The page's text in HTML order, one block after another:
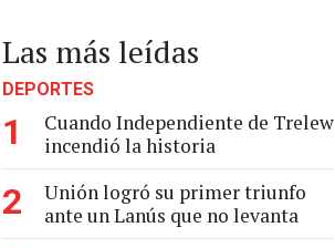
Las más leídas
DEPORTES
1
Cuando Independiente de Trelew
incendió la historia
2
Unión logró su primer triunfo
ante un Lanús que no levanta